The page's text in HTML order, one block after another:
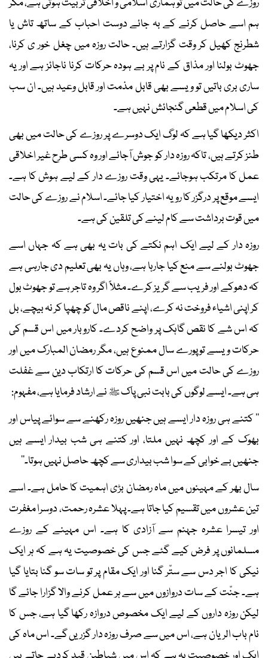
روزے کی حالت میں تو ہماری اسلامی و اخلاقی تربیت ہوتی ہے، مگر
ہم اسے حاصل کرنے کے بہ جائے دوست احباب کے ساتھ تاش یا
شطرنج کھیل کر وقت گزارتے ہیں۔ حالت روزہ میں چغل خور ی کرنا،
جھوٹ بولنا اور مذاق کے نام پر بے ہودہ حرکات کرنا ناجائز ہے اور یہ
ساری بری باتیں تو ویسے بھی قابل مذمت اور قابل وعید ہیں۔ ان سب
کی اسلام میں قطعی گنجائش نہیں ہے۔
اکثر دیکھا گیا ہے کہ لوگ ایک دوسرے پر روزے کی حالت میں بھی
طنز کرتے ہیں، تاکہ روزہ دار کو جوش آجائے اور وہ کسی طرح غیر اخلاقی
عمل کا مرتکب ہوجائے۔ یہی وقت روزے دار کے لیے ہوش کا ہے۔
ایسے موقع پر درگزر کا رویہ اختیار کیا جائے۔ اسلام نے روزے کی حالت
میں قوت برداشت سے کام لینے کی تلقین کی ہے۔
روزہ دار کے لیے ایک اہم نکتے کی بات یہ بھی ہے کہ جہاں اسے
جھوٹ بولنے سے منع کیا جارہا ہے، وہاں یہ بھی تعلیم دی جارہی ہے
کہ دھوکے اور فریب سے گریز کرے۔ مثلاً اگر وہ تاجر ہے تو جھوٹ بول
کر اپنی اشیاء فروخت نہ کرے، اپنے ناقص مال کو چھپا کر نہ بیچے، بل
کہ اس شے کا نقص گاہک پر واضح کردے۔ کاروبار میں اس قسم کی
حرکات ویسے تو پورے سال ممنوع ہیں، مگر رمضان المبارک میں اور
روزے کی حالت میں اس قسم کی حرکات کا ارتکاب دین سے غفلت
ہی ہے۔ ایسے لوگوں کی بابت نبی پاک ﷺ نے ارشاد فرمایا ہے، مفہوم:
’’ کتنے ہی روزہ دار ایسے ہیں جنھیں روزہ رکھنے سے سوائے پیاس اور
بھوک کے اور کچھ نہیں ملتا، اور کتنے ہی شب بیدار ایسے ہیں
جنھیں بے خوابی کے سوا شب بیداری سے کچھ حاصل نہیں ہوتا۔‘‘
سال بھر کے مہینوں میں ماہ رمضان بڑی اہمیت کا حامل ہے۔ اسے
تین عشروں میں تقسیم کیا جاتا ہے۔ پہلا عشرہ رحمت، دوسرا مغفرت
اور تیسرا عشرہ جہنم سے آزادی کا ہے۔ اس مہینے کے روزے
مسلمانوں پر فرض کیے گئے جس کی خصوصیت یہ ہے کہ ہر ایک
نیکی کا اجر دس سے ستّر گنا اور ایک مقام پر تو سات سو گنا بتایا گیا
ہے۔ جنّت کے سات دروازوں میں سے ہر عمل کرنے والا گزارا جائے گا
لیکن روزہ داروں کے لیے ایک مخصوص دروازہ رکھا گیا ہے، جس کا
نام باب الریان ہے، اس میں سے صرف روزہ دار گزریں گے۔ اس ماہ کی